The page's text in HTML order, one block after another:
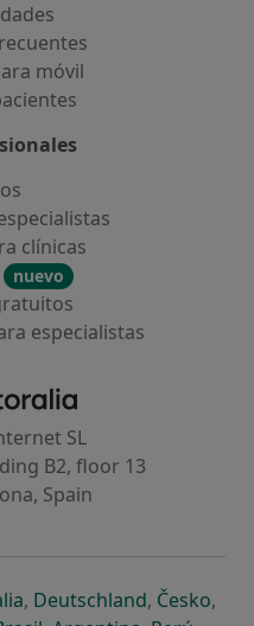
móvil
clínicas
nuevo
especialistas
- Página de inicio
SL
B2, floor 13
Spain
pestaña
nueva pestaña
en una nueva pestaña
se abre en una nueva
, Deutschlandse abre en
, Českose
,